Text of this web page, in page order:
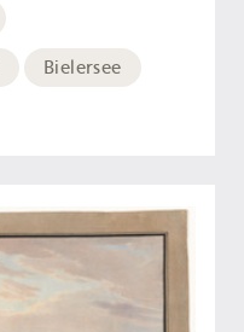
Bielersee